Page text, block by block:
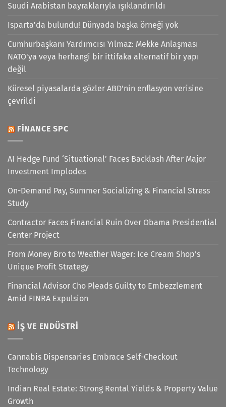
Suudi Arabistan bayraklarıyla ışıklandırıldı
Isparta'da bulundu! Dünyada başka örneği yok
Cumhurbaşkanı Yardımcısı Yılmaz: Mekke Anlaşması
NATO'ya veya herhangi bir ittifaka alternatif bir yapı
değil
Küresel piyasalarda gözler ABD'nin enflasyon verisine
çevrildi
FINANCE SPC
AI Hedge Fund ‘Situational’ Faces Backlash After Major
Investment Implodes
On-Demand Pay, Summer Socializing & Financial Stress
Study
Contractor Faces Financial Ruin Over Obama Presidential
Center Project
From Money Bro to Weather Wager: Ice Cream Shop’s
Unique Profit Strategy
Financial Advisor Cho Pleads Guilty to Embezzlement
Amid FINRA Expulsion
İŞ VE ENDÜSTRI
Cannabis Dispensaries Embrace Self-Checkout
Technology
Indian Real Estate: Strong Rental Yields & Property Value
Growth